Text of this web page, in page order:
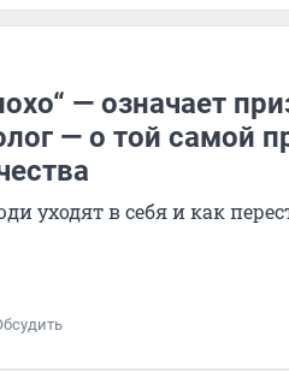
— означает
— о той самой
уходят в себя и как